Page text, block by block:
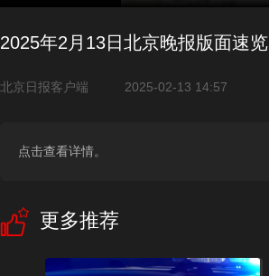
2025年2月13日北京晚报版面速览
北京日报客户端 2025-02-13 14:57
点击查看详情。
更多推荐